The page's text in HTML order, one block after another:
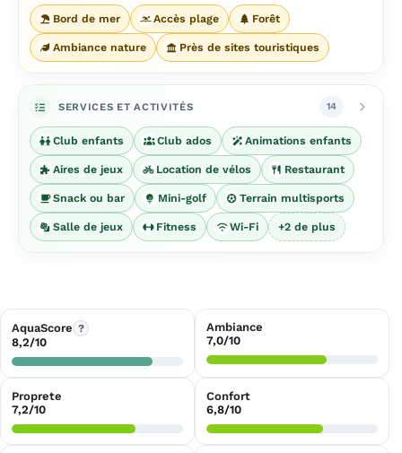
Bord de mer Accès plage Forêt
Ambiance nature Près de sites touristiques
SERVICES ET ACTIVITÉS 14
Club enfants Club ados Animations enfants
Aires de jeux Location de vélos Restaurant
Snack ou bar Mini-golf Terrain multisports
Salle de jeux Fitness Wi-Fi +2 de plus
AquaScore ?
8,2/10
Ambiance
7,0/10
Proprete
7,2/10
Confort
6,8/10